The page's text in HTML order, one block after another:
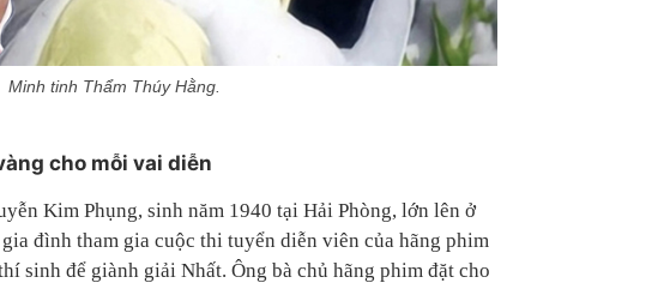
Minh tinh Thẩm Thúy Hằng.
cho mỗi vai diễn
Kim Phụng, sinh năm 1940 tại Hải Phòng, lớn lên ở
đình tham gia cuộc thi tuyển diễn viên của hãng phim
sinh để giành giải Nhất. Ông bà chủ hãng phim đặt cho